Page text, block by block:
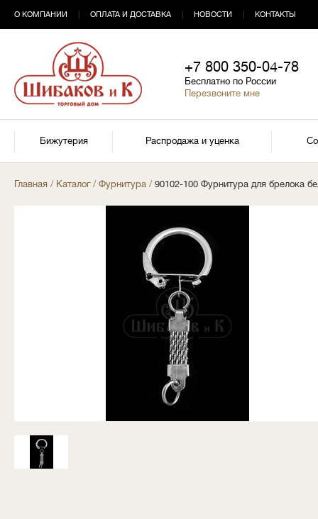
О КОМПАНИИ ОПЛАТА И ДОСТАВКА НОВОСТИ КОНТАКТЫ
+7 800 350-04-78
Бесплатно по России
Перезвоните мне
Бижутерия Распродажа и уценка
Главная / Каталог/ Фурнитура / 90102-100 Фурнитура для брелока